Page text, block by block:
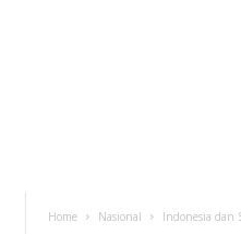
Home Nasional Indonesia dan